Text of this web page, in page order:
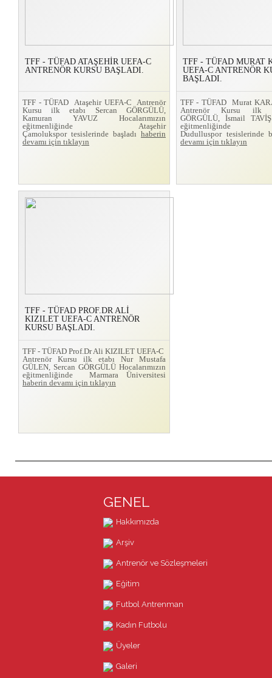
TFF - TÜFAD ATAŞEHİR UEFA-C
ANTRENÖR KURSU BAŞLADI.
TFF - TÜFAD Ataşehir UEFA-C Antrenör
Kursu ilk etabı Sercan GÖRGÜLÜ,
Kamuran YAVUZ Hocalarımızın
eğitmenliğinde Ataşehir
Çamolukspor tesislerinde başladı haberin
devamı için tıklayın
TFF - TÜFAD MURAT
UEFA-C ANTRENÖR
BAŞLADI.
TFF - TÜFAD Murat
Antrenör Kursu ilk
GÖRGÜLÜ, İsmail TAVİŞ
eğitmenliğinde
Dudulluspor tesislerinde
devamı için tıklayın
TFF - TÜFAD PROF.DR ALİ
KIZILET UEFA-C ANTRENÖR
KURSU BAŞLADI.
TFF - TÜFAD Prof.Dr Ali KIZILET UEFA-C
Antrenör Kursu ilk etabı Nur Mustafa
GÜLEN, Sercan GÖRGÜLÜ Hocalarımızın
eğitmenliğinde Marmara Üniversitesi
haberin devamı için tıklayın
GENEL
Hakkımızda
Arşiv
Antrenör ve Sözleşmeleri
Eğitim
Futbol Antrenman
Kadın Futbolu
Üyeler
Galeri